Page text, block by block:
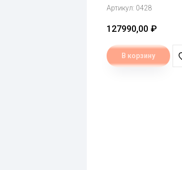
Артикул: 0428
127990,00 ₽
В корзину